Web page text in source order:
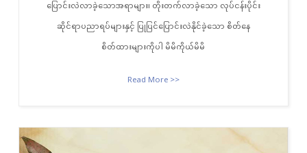
ပြောင်းလဲလာခဲ့သောအရာများ၊ တိုးတက်လာခဲ့သော လုပ်ငန်းပိုင်း
ဆိုင်ရာပညာရပ်များနှင့် ပြုပြင်ပြောင်းလဲနိုင်ခဲ့သော စိတ်နေ
စိတ်ထားများကိုပါ မိမိကိုယ်မိမိ
Read More >>